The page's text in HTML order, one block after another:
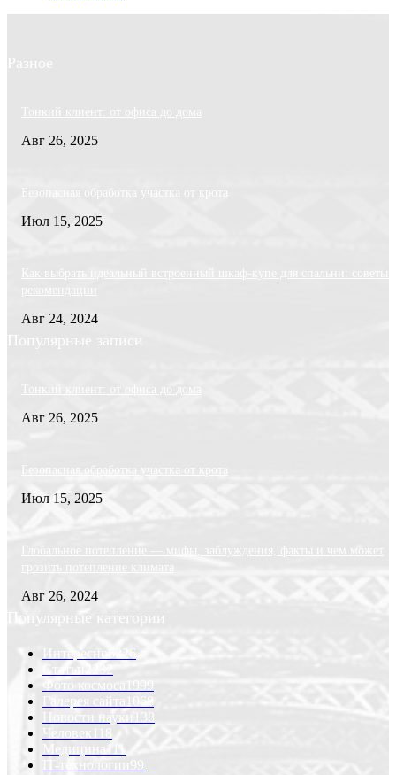
Разное
Тонкий клиент: от офиса до дома
Авг 26, 2025
Безопасная обработка участка от крота
Июл 15, 2025
Как выбрать идеальный встроенный шкаф-купе для спальни: советы
рекомендации
Авг 24, 2024
Популярные записи
Тонкий клиент: от офиса до дома
Авг 26, 2025
Безопасная обработка участка от крота
Июл 15, 2025
Глобальное потепление — мифы, заблуждения, факты и чем может
грозить потепление климата
Авг 26, 2024
Популярные категории
Интересно
6226
Статьи
Фото космоса
1999
Галерея сайта 1068
Новости науки
Человек
Медицина
IT-технологии99